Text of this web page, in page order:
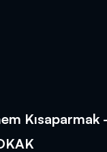
Kısaparmak